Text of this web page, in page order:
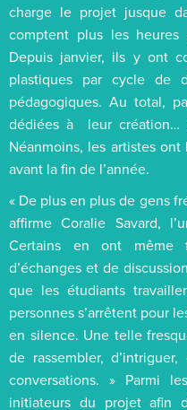
charge le projet jusque
comptent plus les
Depuis janvier, ils y ont
plastiques par cycle de
pédagogiques. Au total,
dédiées à leur création…
Néanmoins, les artistes
avant la fin de l’année.
« De plus en plus de gens
affirme Coralie Savard,
Certains en ont
d’échanges et de
que les étudiants
personnes s’arrêtent pour
en silence. Une telle
de rassembler,
conversations. » Parmi
initiateurs du projet afin